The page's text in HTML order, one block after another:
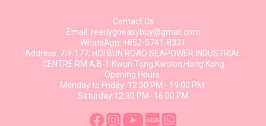
Contact Us
Email: readygoeasybuy@gmail.com
WhatsApp: +852-5741-8331
Address: 7/F 177, HOI BUN ROAD SEAPOWER INDUSTRIAL
CENTRE RM A,B-1 Kwun Tong,Kwolon,Hong Kong
Opening Hours:
Monday to Friday: 12:30 PM - 19:00 PM.
Saturday:12:30 PM- 16:00 PM